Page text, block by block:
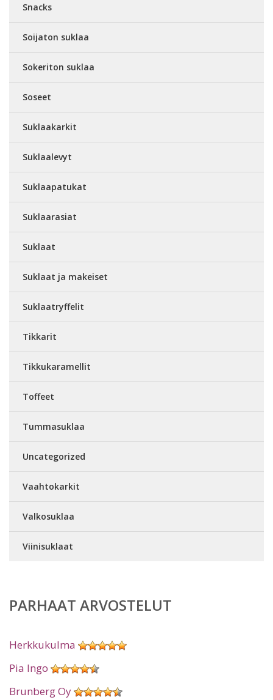
Snacks
Soijaton suklaa
Sokeriton suklaa
Soseet
Suklaakarkit
Suklaalevyt
Suklaapatukat
Suklaarasiat
Suklaat
Suklaat ja makeiset
Suklaatryffelit
Tikkarit
Tikkukaramellit
Toffeet
Tummasuklaa
Uncategorized
Vaahtokarkit
Valkosuklaa
Viinisuklaat
PARHAAT ARVOSTELUT
Herkkukulma
Pia Ingo
Brunberg Oy